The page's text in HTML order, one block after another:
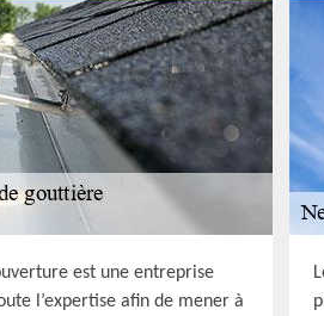
est une entreprise
l’expertise afin de mener à